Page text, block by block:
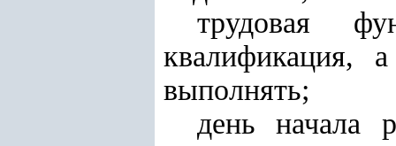
трудовая
квалификация,
выполнять;
день начала